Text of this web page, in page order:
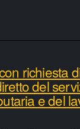
richiesta
del
e del